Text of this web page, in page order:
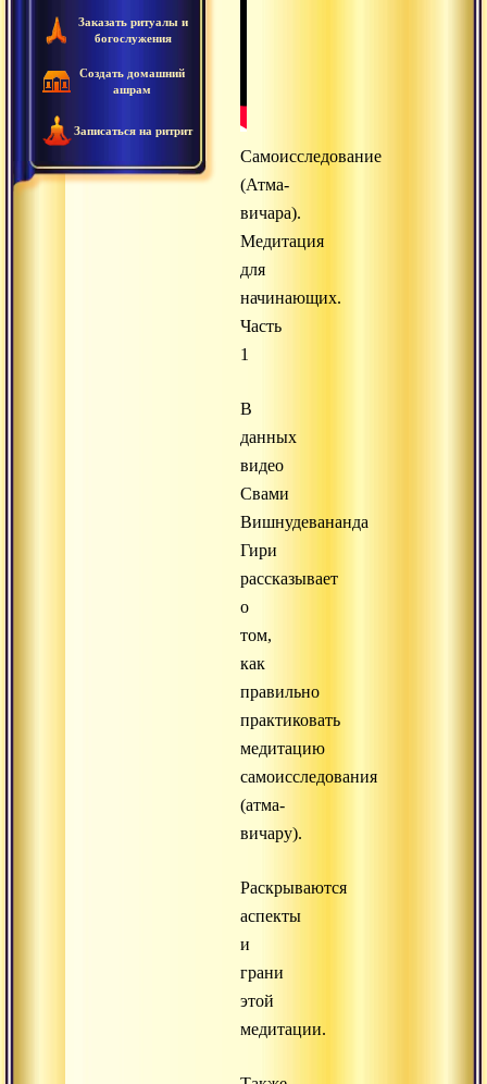
Заказать ритуалы и
богослужения
Создать домашний
ашрам
Записаться на ритрит
Самоисследование
(Атма-
вичара).
Медитация
для
начинающих.
Часть
1
В
данных
видео
Свами
Вишнудевананда
Гири
рассказывает
о
том,
как
правильно
практиковать
медитацию
самоисследования
(атма-
вичару).
Раскрываются
аспекты
и
грани
этой
медитации.